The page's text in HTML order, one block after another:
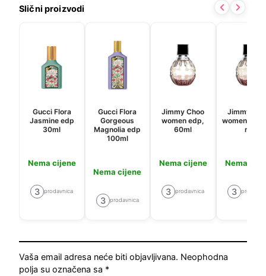
Slični proizvodi
Gucci Flora
Jasmine edp
30ml
Nema cijene
3 prodavnica
Gucci Flora
Gorgeous
Magnolia edp
100ml
Nema cijene
3 prodavnica
Jimmy Choo
women edp,
60ml
Nema cijene
3 prodavnica
Jimmy
women
ml
Nema
3
Vaša email adresa neće biti objavljivana. Neophodna
polja su označena sa *